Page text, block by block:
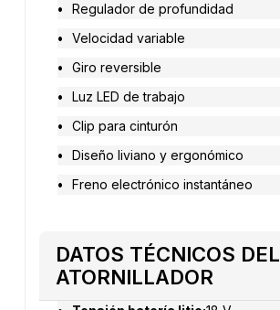
Regulador de profundidad
Velocidad variable
Giro reversible
Luz LED de trabajo
Clip para cinturón
Diseño liviano y ergonómico
Freno electrónico instantáneo
DATOS TÉCNICOS DEL
ATORNILLADOR